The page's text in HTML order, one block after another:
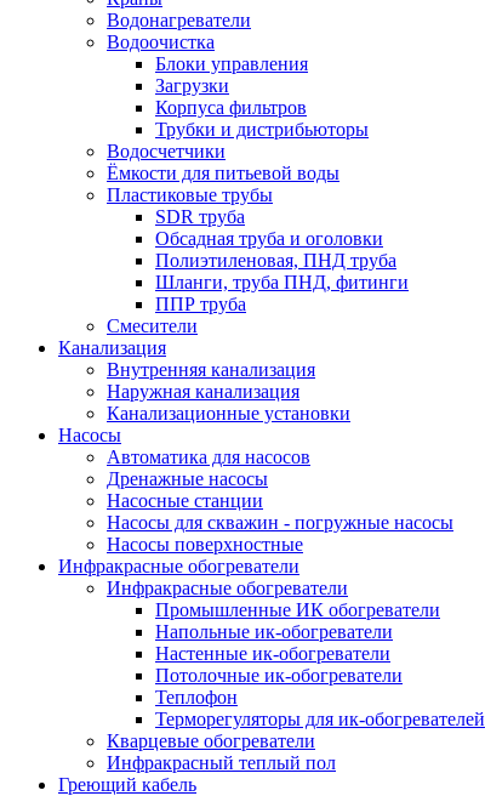
Водонагреватели
Водоочистка
Блоки управления
Загрузки
Корпуса фильтров
Трубки и дистрибьюторы
Водосчетчики
Ёмкости для питьевой воды
Пластиковые трубы
SDR труба
Обсадная труба и оголовки
Полиэтиленовая, ПНД труба
Шланги, труба ПНД, фитинги
ППР труба
Смесители
Канализация
Внутренняя канализация
Наружная канализация
Канализационные установки
Насосы
Автоматика для насосов
Дренажные насосы
Насосные станции
Насосы для скважин - погружные насосы
Насосы поверхностные
Инфракрасные обогреватели
Инфракрасные обогреватели
Промышленные ИК обогреватели
Напольные ик-обогреватели
Настенные ик-обогреватели
Потолочные ик-обогреватели
Теплофон
Терморегуляторы для ик-обогревателей
Кварцевые обогреватели
Инфракрасный теплый пол
Греющий кабель